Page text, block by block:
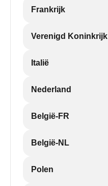
Frankrijk
Verenigd Koninkrijk
Italië
Nederland
België-FR
België-NL
Polen